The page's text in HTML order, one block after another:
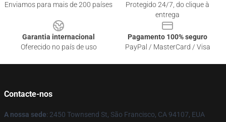
Enviamos para mais de 200 países
Protegido 24/7, do clique à
entrega
Garantia internacional
Oferecido no país de uso
Pagamento 100% seguro
PayPal / MasterCard / Visa
Contacte-nos
A nossa sede: 2450 Townsend St, São Francisco, CA 94107, EUA